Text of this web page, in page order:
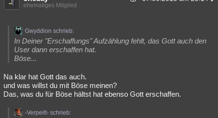
ehemaliges Mitglied
Gwyddion schrieb:
In Deiner "Erschaffungs" Aufzählung fehlt, das Gott auch den
User dann erschaffen hat.
Böse...
Na klar hat Gott das auch.
und was willst du mit Böse meinen?
Das, was du für Böse hältst hat ebenso Gott erschaffen.
-Verpeilt- schrieb: